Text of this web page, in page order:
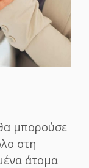
μπορούσε
στη
άτομα